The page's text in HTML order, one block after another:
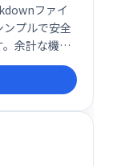
ファイ
プルで安全
余計な機能
ンターフェ